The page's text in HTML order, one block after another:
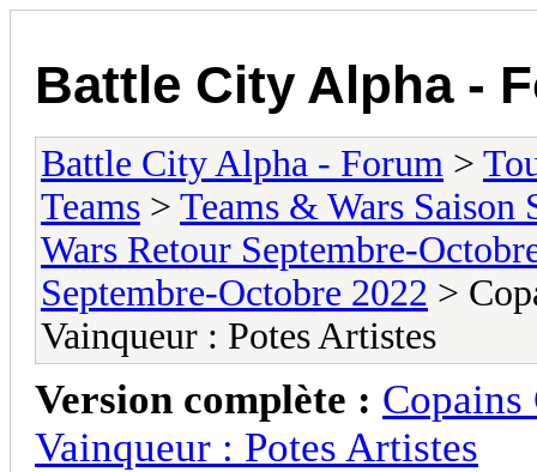
Battle City Alpha -
Battle City Alpha - Forum >
Teams > Teams & Wars Saison
Wars Retour Septembre-
Septembre-Octobre 2022 >
Vainqueur : Potes Artistes
Version complète : Copains
Vainqueur : Potes Artistes